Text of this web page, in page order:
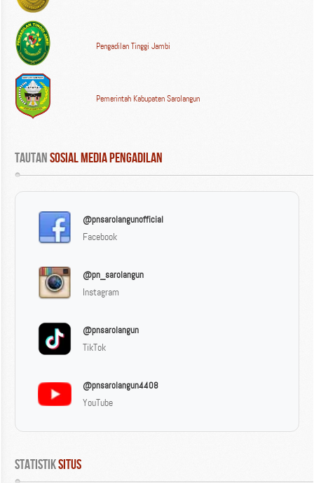
Pengadilan Tinggi Jambi
Pemerintah Kabupaten Sarolangun
Tautan Sosial Media Pengadilan
@pnsarolangunofficial
Facebook
@pn_sarolangun
Instagram
@pnsarolangun
TikTok
@pnsarolangun4408
YouTube
Statistik Situs